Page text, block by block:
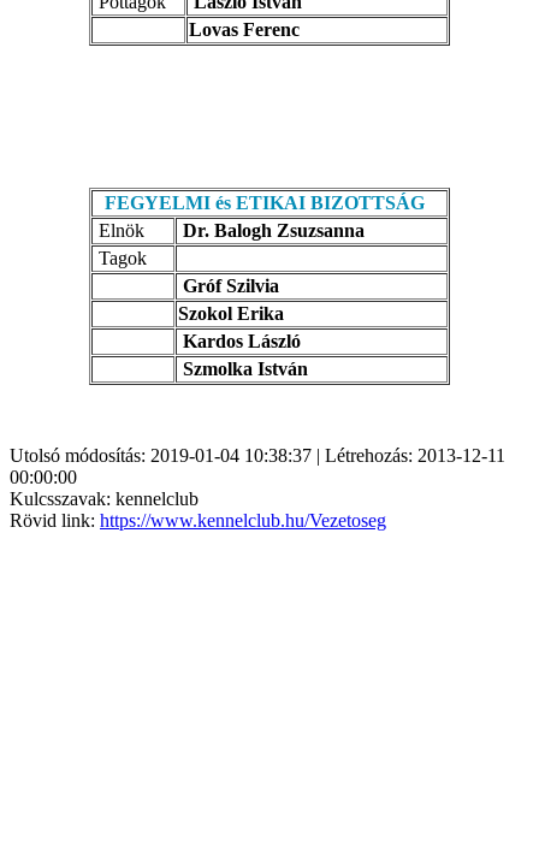
Lovas Ferenc
FEGYELMI és ETIKAI BIZOTTSÁG
Elnök
Dr. Balogh Zsuzsanna
Tagok
Gróf Szilvia
Szokol Erika
Kardos László
Szmolka István
Utolsó módosítás: 2019-01-04 10:38:37 | Létrehozás: 2013-12-11
00:00:00
Kulcsszavak: kennelclub
Rövid link: https://www.kennelclub.hu/Vezetoseg